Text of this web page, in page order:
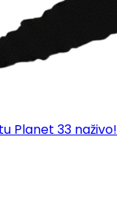
Planet 33 naživo!